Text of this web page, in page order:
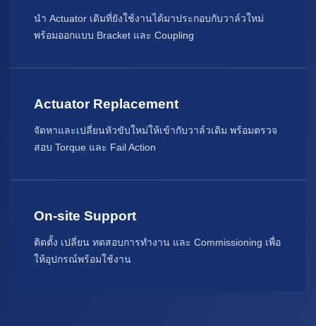
นำ Actuator เดิมที่ยังใช้งานได้มาประกอบกับวาล์วใหม่
พร้อมออกแบบ Bracket และ Coupling
Actuator Replacement
จัดหาและเปลี่ยนหัวขับใหม่ให้เข้ากับวาล์วเดิม พร้อมตรวจ
สอบ Torque และ Fail Action
On-site Support
ติดตั้ง เปลี่ยน ทดสอบการทำงาน และ Commissioning เพื่อ
ให้อุปกรณ์พร้อมใช้งาน